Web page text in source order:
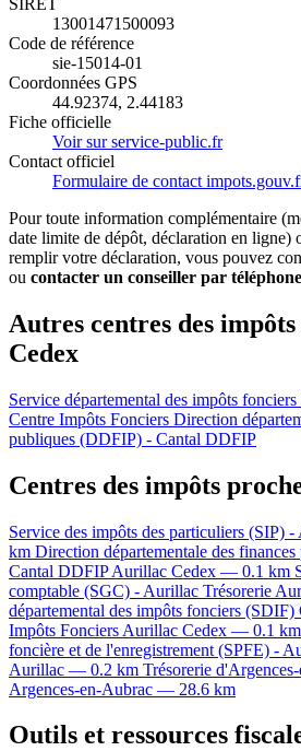
13001471500093
Code de référence
sie-15014-01
Coordonnées GPS
44.92374, 2.44183
Fiche officielle
Voir sur service-public.fr
Contact officiel
Formulaire de contact
Pour toute information complémentaire
date limite de dépôt, déclaration en ligne)
remplir votre déclaration, vous pouvez
ou contacter un conseiller par téléphone
Autres centres des
Cedex
Service départemental des impôts
Centre Impôts Fonciers Direction
publiques (DDFIP) - Cantal DDFIP
Centres des impôts
Service des impôts des particuliers (SIP)
km Direction départementale des
Cantal DDFIP Aurillac Cedex — 0.1 km
comptable (SGC) - Aurillac Trésorerie
départemental des impôts fonciers
Impôts Fonciers Aurillac Cedex — 0.1 km
foncière et de l'enregistrement (SPFE) -
Aurillac — 0.2 km Trésorerie
Argences-en-Aubrac — 28.6 km
Outils et ressources